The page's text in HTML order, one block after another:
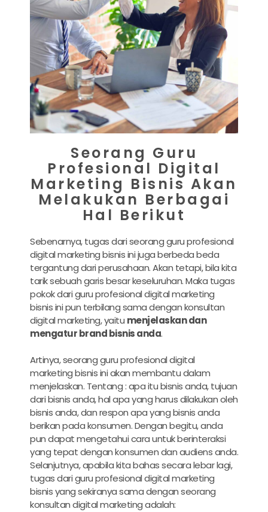
Seorang Guru
Profesional Digital
Marketing Bisnis Akan
Melakukan Berbagai
Hal Berikut
Sebenarnya, tugas dari seorang guru profesional
digital marketing bisnis ini juga berbeda beda
tergantung dari perusahaan. Akan tetapi, bila kita
tarik sebuah garis besar keseluruhan. Maka tugas
pokok dari guru profesional digital marketing
bisnis ini pun terbilang sama dengan konsultan
digital marketing, yaitu menjelaskan dan
mengatur brand bisnis anda.
Artinya, seorang guru profesional digital
marketing bisnis ini akan membantu dalam
menjelaskan. Tentang : apa itu bisnis anda, tujuan
dari bisnis anda, hal apa yang harus dilakukan oleh
bisnis anda, dan respon apa yang bisnis anda
berikan pada konsumen. Dengan begitu, anda
pun dapat mengetahui cara untuk berinteraksi
yang tepat dengan konsumen dan audiens anda.
Selanjutnya, apabila kita bahas secara lebar lagi,
tugas dari guru profesional digital marketing
bisnis yang sekiranya sama dengan seorang
konsultan digital marketing adalah: